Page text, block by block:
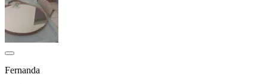
Fernanda